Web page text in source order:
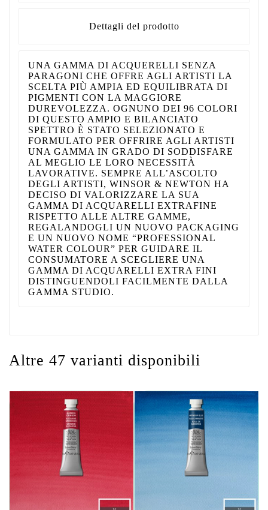
Dettagli del prodotto
UNA GAMMA DI ACQUERELLI SENZA
PARAGONI CHE OFFRE AGLI ARTISTI LA
SCELTA PIÙ AMPIA ED EQUILIBRATA DI
PIGMENTI CON LA MAGGIORE
DUREVOLEZZA. OGNUNO DEI 96 COLORI
DI QUESTO AMPIO E BILANCIATO
SPETTRO È STATO SELEZIONATO E
FORMULATO PER OFFRIRE AGLI ARTISTI
UNA GAMMA IN GRADO DI SODDISFARE
AL MEGLIO LE LORO NECESSITÀ
LAVORATIVE. SEMPRE ALL’ASCOLTO
DEGLI ARTISTI, WINSOR & NEWTON HA
DECISO DI VALORIZZARE LA SUA
GAMMA DI ACQUARELLI EXTRAFINE
RISPETTO ALLE ALTRE GAMME,
REGALANDOGLI UN NUOVO PACKAGING
E UN NUOVO NOME “PROFESSIONAL
WATER COLOUR” PER GUIDARE IL
CONSUMATORE A SCEGLIERE UNA
GAMMA DI ACQUARELLI EXTRA FINI
DISTINGUENDOLI FACILMENTE DALLA
GAMMA STUDIO.
Altre 47 varianti disponibili